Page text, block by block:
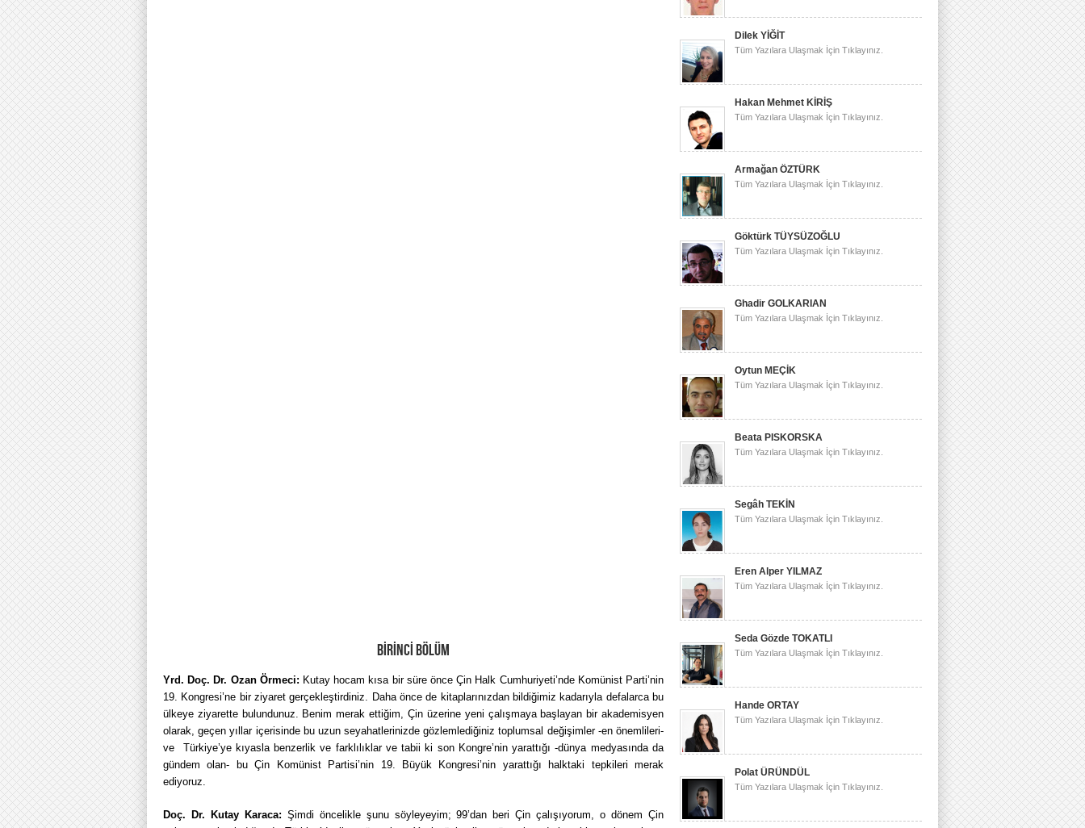
BİRİNCİ BÖLÜM
Yrd. Doç. Dr. Ozan Örmeci: Kutay hocam kısa bir süre önce Çin Halk Cumhuriyeti’nde Komünist Parti’nin
19. Kongresi’ne bir ziyaret gerçekleştirdiniz. Daha önce de kitaplarınızdan bildiğimiz kadarıyla defalarca bu
ülkeye ziyarette bulundunuz. Benim merak ettiğim, Çin üzerine yeni çalışmaya başlayan bir akademisyen
olarak, geçen yıllar içerisinde bu uzun seyahatlerinizde gözlemlediğiniz toplumsal değişimler -en önemlileri-
ve Türkiye’ye kıyasla benzerlik ve farklılıklar ve tabii ki son Kongre’nin yarattığı -dünya medyasında da
gündem olan- bu Çin Komünist Partisi’nin 19. Büyük Kongresi’nin yarattığı halktaki tepkileri merak
ediyoruz.
Doç. Dr. Kutay Karaca: Şimdi öncelikle şunu söyleyeyim; 99’dan beri Çin çalışıyorum, o dönem Çin
Dilek YİĞİT
Tüm Yazılara Ulaşmak İçin Tıklayınız.
Hakan Mehmet KİRİŞ
Tüm Yazılara Ulaşmak İçin Tıklayınız.
Armağan ÖZTÜRK
Tüm Yazılara Ulaşmak İçin Tıklayınız.
Göktürk TÜYSÜZOĞLU
Tüm Yazılara Ulaşmak İçin Tıklayınız.
Ghadir GOLKARIAN
Tüm Yazılara Ulaşmak İçin Tıklayınız.
Oytun MEÇİK
Tüm Yazılara Ulaşmak İçin Tıklayınız.
Beata PISKORSKA
Tüm Yazılara Ulaşmak İçin Tıklayınız.
Segâh TEKİN
Tüm Yazılara Ulaşmak İçin Tıklayınız.
Eren Alper YILMAZ
Tüm Yazılara Ulaşmak İçin Tıklayınız.
Seda Gözde TOKATLI
Tüm Yazılara Ulaşmak İçin Tıklayınız.
Hande ORTAY
Tüm Yazılara Ulaşmak İçin Tıklayınız.
Polat ÜRÜNDÜL
Tüm Yazılara Ulaşmak İçin Tıklayınız.